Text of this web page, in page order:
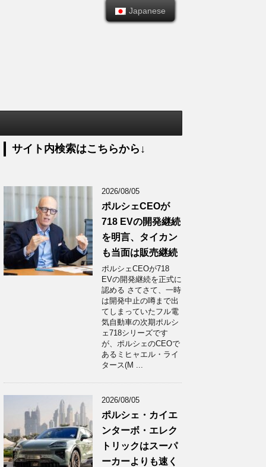
サイト内検索はこちらから↓
2026/08/05
ポルシェCEOが
718 EVの開発継続
を明言、タイカン
も当面は販売継続
ポルシェCEOが718
EVの開発継続を正式に
認める さてさて、一時
は開発中止の噂まで出
てしまっていたフル電
気自動車の次期ポルシ
ェ718シリーズです
が、ポルシェのCEOで
あるミヒャエル・ライ
タース(M ...
2026/08/05
ポルシェ・カイエ
ンターボ・エレク
トリックはスーパ
ーカーよりも速く
Japanese
Japanese